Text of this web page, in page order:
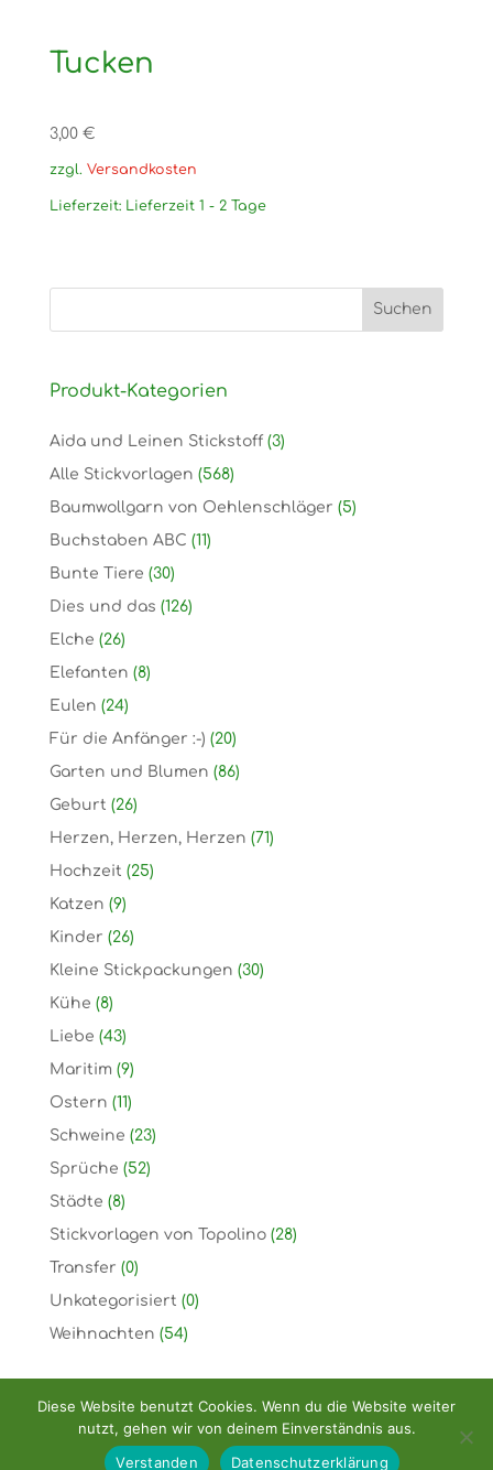
Tucken
3,00 €
zzgl. Versandkosten
Lieferzeit: Lieferzeit 1 - 2 Tage
Produkt-Kategorien
Aida und Leinen Stickstoff (3)
Alle Stickvorlagen (568)
Baumwollgarn von Oehlenschläger (5)
Buchstaben ABC (11)
Bunte Tiere (30)
Dies und das (126)
Elche (26)
Elefanten (8)
Eulen (24)
Für die Anfänger :-) (20)
Garten und Blumen (86)
Geburt (26)
Herzen, Herzen, Herzen (71)
Hochzeit (25)
Katzen (9)
Kinder (26)
Kleine Stickpackungen (30)
Kühe (8)
Liebe (43)
Maritim (9)
Ostern (11)
Schweine (23)
Sprüche (52)
Städte (8)
Stickvorlagen von Topolino (28)
Transfer (0)
Unkategorisiert (0)
Weihnachten (54)
Copyright: Handarbeitshandel Dirk Rellecke
2026
Diese Website benutzt Cookies. Wenn du die Website weiter
nutzt, gehen wir von deinem Einverständnis aus.
Verstanden
Datenschutzerklärung